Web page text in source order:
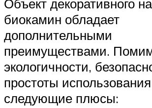
Объект декоративного
биокамин обладает
дополнительными
преимуществами.
экологичности,
простоты
следующие плюсы: